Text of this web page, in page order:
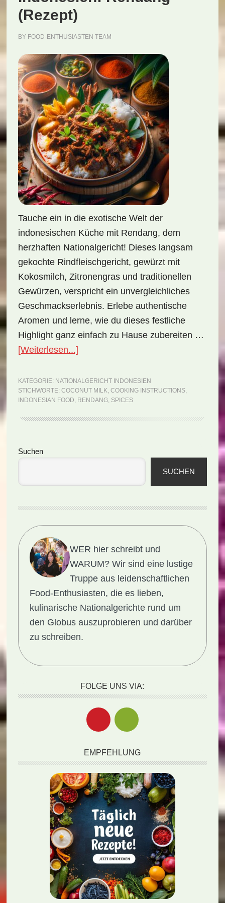
(Rezept)
BY FOOD-ENTHUSIASTEN TEAM
Tauche ein in die exotische Welt der
indonesischen Küche mit Rendang, dem
herzhaften Nationalgericht! Dieses langsam
gekochte Rindfleischgericht, gewürzt mit
Kokosmilch, Zitronengras und traditionellen
Gewürzen, verspricht ein unvergleichliches
Geschmackserlebnis. Erlebe authentische
Aromen und lerne, wie du dieses festliche
Highlight ganz einfach zu Hause zubereiten …
[Weiterlesen...]ÜberNationalgericht
Rendang
(Rezept)
KATEGORIE: NATIONALGERICHT INDONESIEN
STICHWORTE: COCONUT MILK, COOKING INSTRUCTIONS,
INDONESIAN FOOD, RENDANG, SPICES
Seitenspalte
Suchen
SUCHEN
WER hier schreibt und
WARUM? Wir sind eine lustige
Truppe aus leidenschaftlichen
Food-Enthusiasten, die es lieben,
kulinarische Nationalgerichte rund um
den Globus auszuprobieren und darüber
zu schreiben.
FOLGE UNS VIA:
EMPFEHLUNG